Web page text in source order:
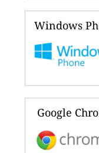
Windows
Google